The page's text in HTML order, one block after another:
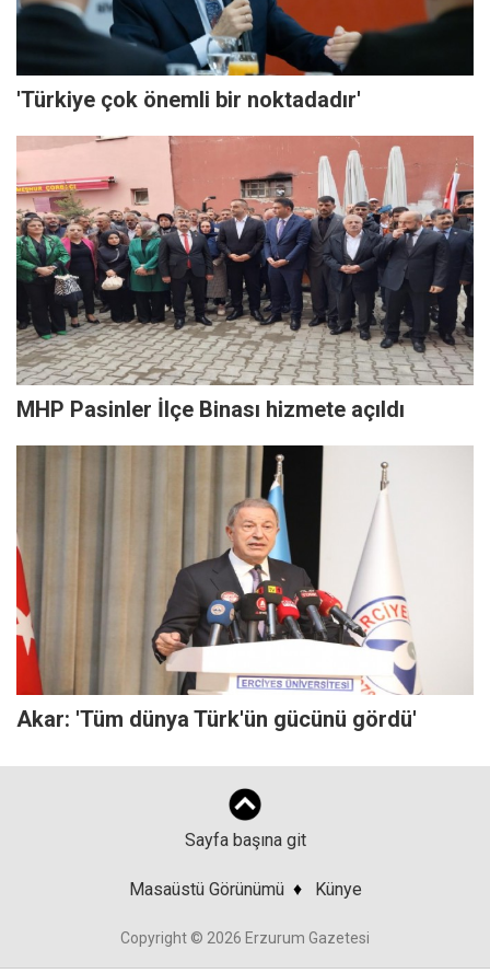
'Türkiye çok önemli bir noktadadır'
MHP Pasinler İlçe Binası hizmete açıldı
Akar: 'Tüm dünya Türk'ün gücünü gördü'
Sayfa başına git
Masaüstü Görünümü ♦ Künye
Copyright © 2026 Erzurum Gazetesi